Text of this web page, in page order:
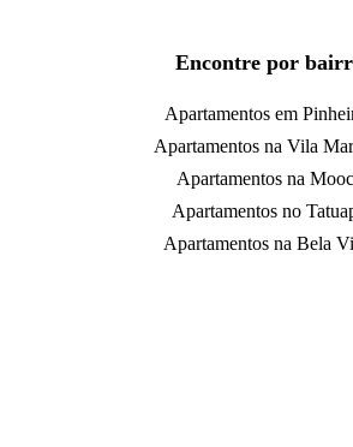
Encontre por
Apartamentos em
Apartamentos na Vila
Apartamentos na
Apartamentos no
Apartamentos na Bela